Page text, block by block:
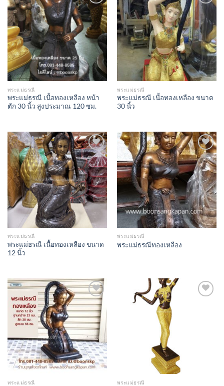
Add to
Wishlist
พระแม่ธรณี
พระแม่ธรณี เนื้อทองเหลือง หน้า
ตัก 30 นิ้ว สูงประมาณ 120 ซม.
Add to
Wishlist
พระแม่ธรณี
พระแม่ธรณี เนื้อทองเหลือง ขนาด
30 นิ้ว
Add to
Wishlist
พระแม่ธรณี
พระแม่ธรณี เนื้อทองเหลือง ขนาด
12 นิ้ว
Add to
Wishlist
พระแม่ธรณี
พระแม่ธรณีทองเหลือง
Add to
Wishlist
พระแม่ธรณี พระแม่ธรณี